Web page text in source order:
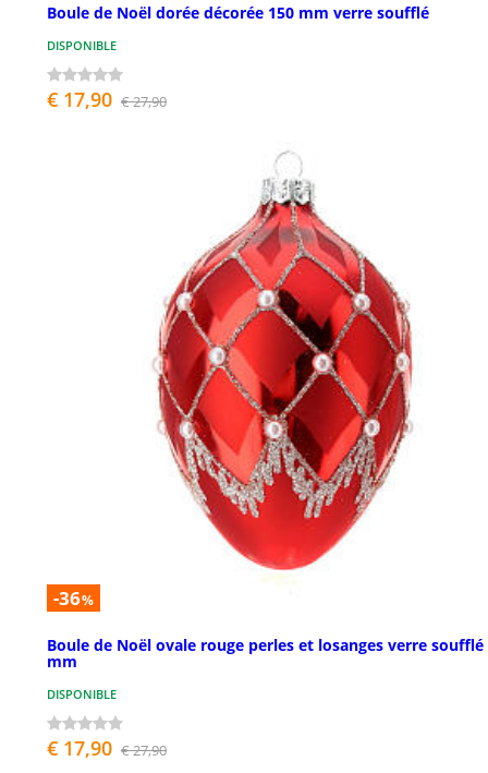
Boule de Noël dorée décorée 150 mm verre soufflé
DISPONIBLE
€ 17,90 € 27,90
-36%
Boule de Noël ovale rouge perles et losanges verre soufflé
mm
DISPONIBLE
€ 17,90 € 27,90